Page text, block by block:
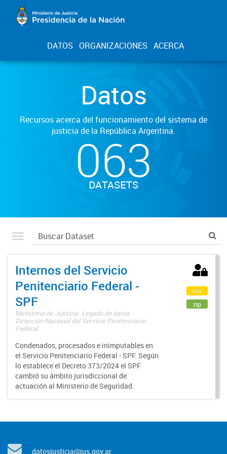
DATOS ORGANIZACIONES ACERCA
Datos
Recursos acerca del funcionamiento del sistema de
justicia de la República Argentina.
063
DATASETS
Internos del Servicio
Penitenciario Federal -
SPF
Ministerio de Justicia. Legado de datos -
Dirección Nacional del Servicio Penitenciario
Federal
Condenados, procesados e inimputables en
el Servicio Penitenciario Federal - SPF. Según
lo establece el Decreto 373/2024 el SPF
cambió su ámbito jurisdiccional de
actuación al Ministerio de Seguridad.
csv
zip
datosjusticia@jus.gov.ar